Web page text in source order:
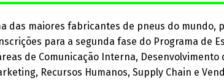
das maiores fabricantes de pneus do mundo,
para a segunda fase do Programa de
de Comunicação Interna, Desenvolvimento
Recursos Humanos, Supply Chain e